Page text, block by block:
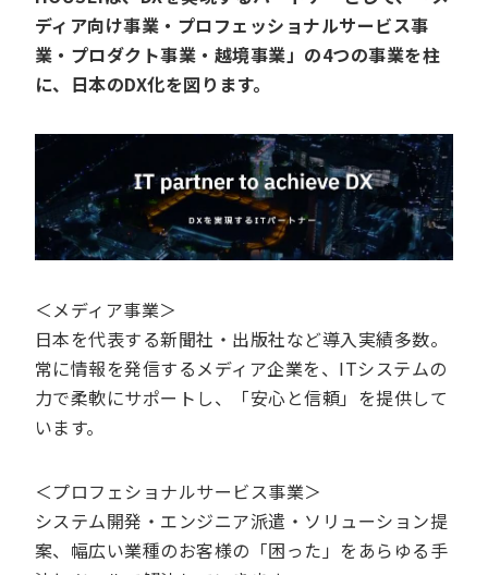
ディア向け事業・プロフェッショナルサービス事
業・プロダクト事業・越境事業」の4つの事業を柱
に、日本のDX化を図ります。
＜メディア事業＞
日本を代表する新聞社・出版社など導入実績多数。
常に情報を発信するメディア企業を、ITシステムの
力で柔軟にサポートし、「安心と信頼」を提供して
います。
＜プロフェショナルサービス事業＞
システム開発・エンジニア派遣・ソリューション提
案、幅広い業種のお客様の「困った」をあらゆる手